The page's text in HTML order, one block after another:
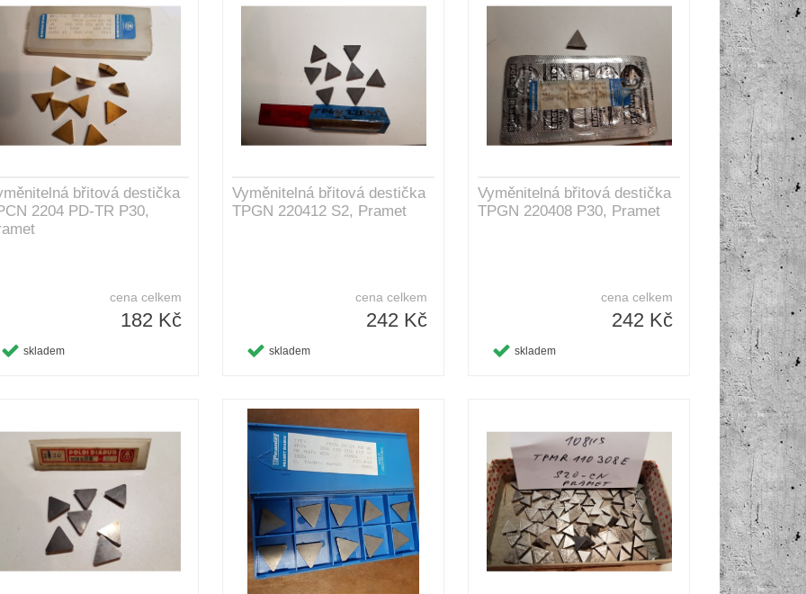
břitová destička
2204 PD-TR P30,
cena celkem
182 Kč
skladem
Vyměnitelná břitová destička
TPGN 220412 S2, Pramet
cena celkem
242 Kč
skladem
Vyměnitelná břitová destička
TPGN 220408 P30, Pramet
cena celkem
242 Kč
skladem